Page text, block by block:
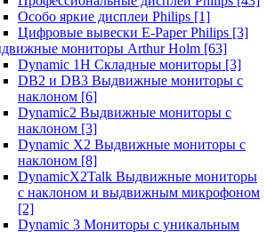
Особо яркие дисплеи Philips [1]
Цифровые вывески E-Paper Philips [3]
мониторы Arthur Holm [63]
Dynamic 1Н Складные мониторы [3]
DB2 и DB3 Выдвижные мониторы с
наклоном [6]
Dynamic2 Выдвижные мониторы с
наклоном [3]
Dynamic X2 Выдвижные мониторы с
наклоном [8]
DynamicX2Talk Выдвижные мониторы
с наклоном и выдвижным микрофоном
[2]
Dynamic 3 Мониторы с уникальным